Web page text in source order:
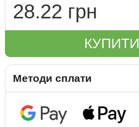
28.22 грн
КУПИТИ
Методи сплати